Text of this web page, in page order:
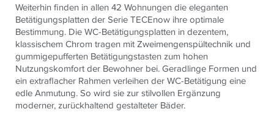
Weiterhin finden in allen 42 Wohnungen die eleganten
Betätigungsplatten der Serie TECEnow ihre optimale
Bestimmung. Die WC-Betätigungsplatten in dezentem,
klassischem Chrom tragen mit Zweimengenspültechnik und
gummigepufferten Betätigungstasten zum hohen
Nutzungskomfort der Bewohner bei. Geradlinge Formen und
ein extraflacher Rahmen verleihen der WC-Betätigung eine
edle Anmutung. So wird sie zur stilvollen Ergänzung
moderner, zurückhaltend gestalteter Bäder.